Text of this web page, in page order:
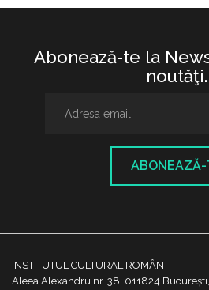
Abonează-te la
noutăţi.
ABONEAZĂ-
INSTITUTUL CULTURAL ROMÂN
Aleea Alexandru nr. 38, 011824